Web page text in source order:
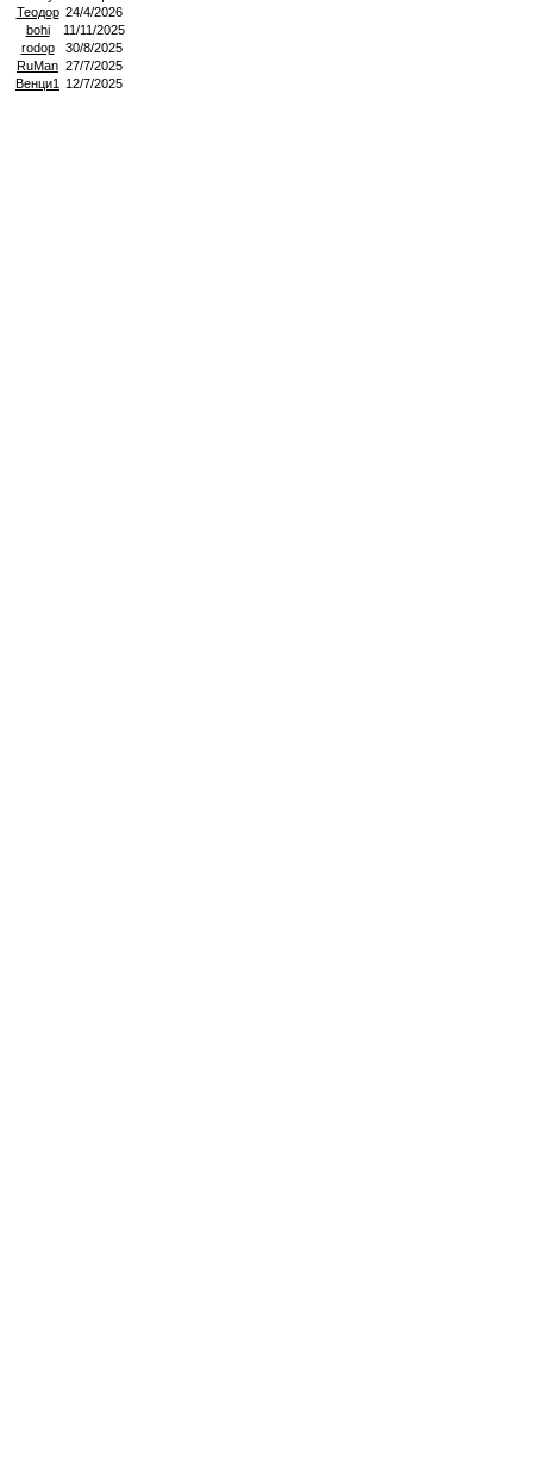
Теодор 24/4/2026
bohi
11/11/2025
rodop
30/8/2025
RuMan 27/7/2025
Венци1
12/7/2025